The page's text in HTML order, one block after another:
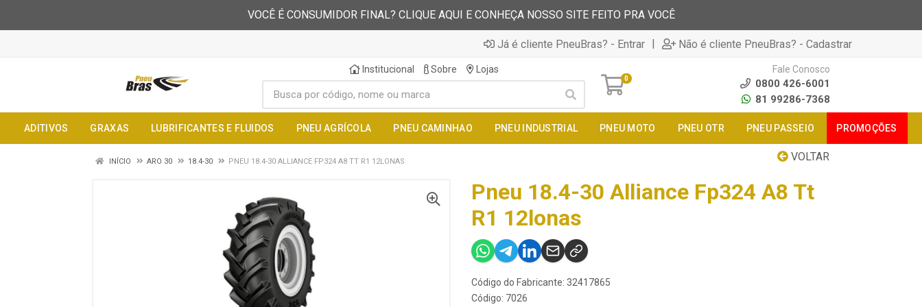
VOCÊ É CONSUMIDOR FINAL? CLIQUE AQUI E CONHEÇA NOSSO SITE FEITO PRA VOCÊ
Já é cliente PneuBras? - Entrar | Não é cliente PneuBras? - Cadastrar
Institucional Sobre Lojas
0
Fale Conosco
0800 426-6001
81 99286-7368
ADITIVOS GRAXAS LUBRIFICANTES E FLUIDOS PNEU AGRÍCOLA PNEU CAMINHAO PNEU INDUSTRIAL PNEU MOTO PNEU OTR PNEU PASSEIO PROMOÇÕES
VOLTAR
INÍCIO ARO 30 18.4-30 PNEU 18.4-30 ALLIANCE FP324 A8 TT R1 12LONAS
Pneu 18.4-30 Alliance Fp324 A8 Tt
R1 12lonas
Código do Fabricante: 32417865
Código: 7026